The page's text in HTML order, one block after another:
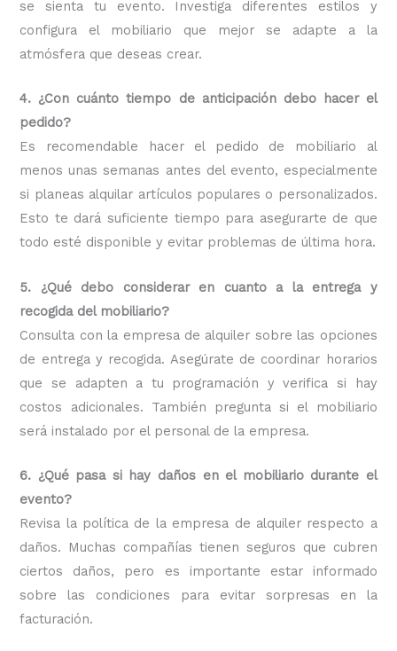
se sienta tu evento. Investiga diferentes estilos y
configura el mobiliario que mejor se adapte a la
atmósfera que deseas crear.
4. ¿Con cuánto tiempo de anticipación debo hacer el
pedido?
Es recomendable hacer el pedido de mobiliario al
menos unas semanas antes del evento, especialmente
si planeas alquilar artículos populares o personalizados.
Esto te dará suficiente tiempo para asegurarte de que
todo esté disponible y evitar problemas de última hora.
5. ¿Qué debo considerar en cuanto a la entrega y
recogida del mobiliario?
Consulta con la empresa de alquiler sobre las opciones
de entrega y recogida. Asegúrate de coordinar horarios
que se adapten a tu programación y verifica si hay
costos adicionales. También pregunta si el mobiliario
será instalado por el personal de la empresa.
6. ¿Qué pasa si hay daños en el mobiliario durante el
evento?
Revisa la política de la empresa de alquiler respecto a
daños. Muchas compañías tienen seguros que cubren
ciertos daños, pero es importante estar informado
sobre las condiciones para evitar sorpresas en la
facturación.